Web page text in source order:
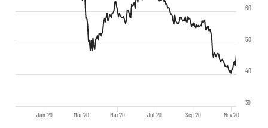
Jan '20 Mär '20 Mai '20 Jul '20 Sep '20 Nov '20
30
40
50
60